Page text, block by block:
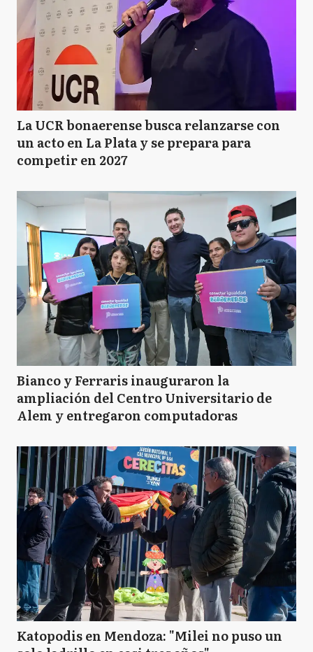
La UCR bonaerense busca relanzarse con
un acto en La Plata y se prepara para
competir en 2027
Bianco y Ferraris inauguraron la
ampliación del Centro Universitario de
Alem y entregaron computadoras
Katopodis en Mendoza: "Milei no puso un